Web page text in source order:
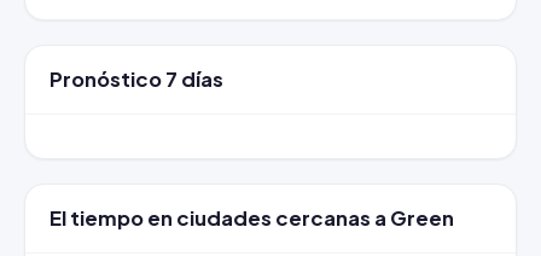
Pronóstico 7 días
El tiempo en ciudades cercanas a Green